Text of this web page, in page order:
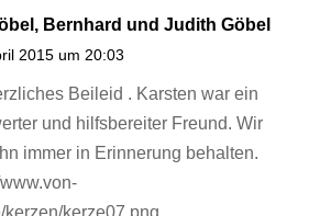
Bernhard und Judith Göbel
2015 um 20:03
Beileid . Karsten war ein
und hilfsbereiter Freund. Wir
immer in Erinnerung behalten.